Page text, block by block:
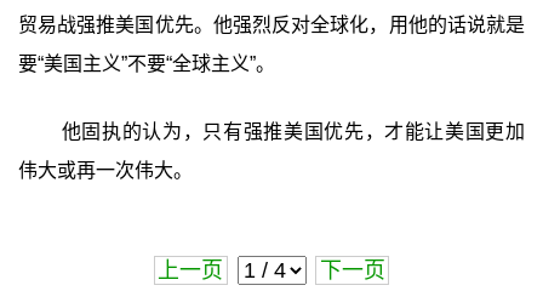
贸易战强推美国优先。他强烈反对全球化，用他的话说就是
要“美国主义”不要“全球主义”。
他固执的认为，只有强推美国优先，才能让美国更加
伟大或再一次伟大。
上一页 下一页